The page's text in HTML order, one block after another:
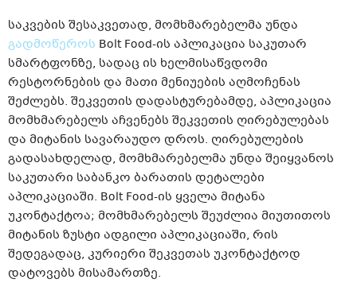
საკვების შესაკვეთად, მომხმარებელმა უნდა
გადმოწეროს Bolt Food-ის აპლიკაცია საკუთარ
სმარტფონზე, სადაც ის ხელმისაწვდომი
რესტორნების და მათი მენიუების აღმოჩენას
შეძლებს. შეკვეთის დადასტურებამდე, აპლიკაცია
მომხმარებელს აჩვენებს შეკვეთის ღირებულებას
და მიტანის სავარაუდო დროს. ღირებულების
გადასახდელად, მომხმარებელმა უნდა შეიყვანოს
საკუთარი საბანკო ბარათის დეტალები
აპლიკაციაში. Bolt Food-ის ყველა მიტანა
უკონტაქტოა; მომხმარებელს შეუძლია მიუთითოს
მიტანის ზუსტი ადგილი აპლიკაციაში, რის
შედეგადაც, კურიერი შეკვეთას უკონტაქტოდ
დატოვებს მისამართზე.